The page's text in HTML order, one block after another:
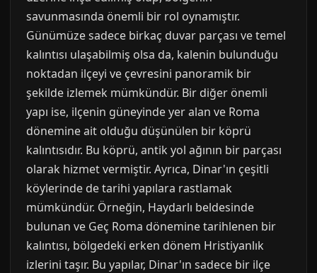
savunmasında önemli bir rol oynamıştır.
Günümüze sadece birkaç duvar parçası ve temel
kalıntısı ulaşabilmiş olsa da, kalenin bulunduğu
noktadan ilçeyi ve çevresini panoramik bir
şekilde izlemek mümkündür. Bir diğer önemli
yapı ise, ilçenin güneyinde yer alan ve Roma
dönemine ait olduğu düşünülen bir köprü
kalıntısıdır. Bu köprü, antik yol ağının bir parçası
olarak hizmet vermiştir. Ayrıca, Dinar'ın çeşitli
köylerinde de tarihi yapılara rastlamak
mümkündür. Örneğin, Haydarlı beldesinde
bulunan ve Geç Roma dönemine tarihlenen bir
kalıntısı, bölgedeki erken dönem Hristiyanlık
izlerini taşır. Bu yapılar, Dinar'ın sadece bir ilçe